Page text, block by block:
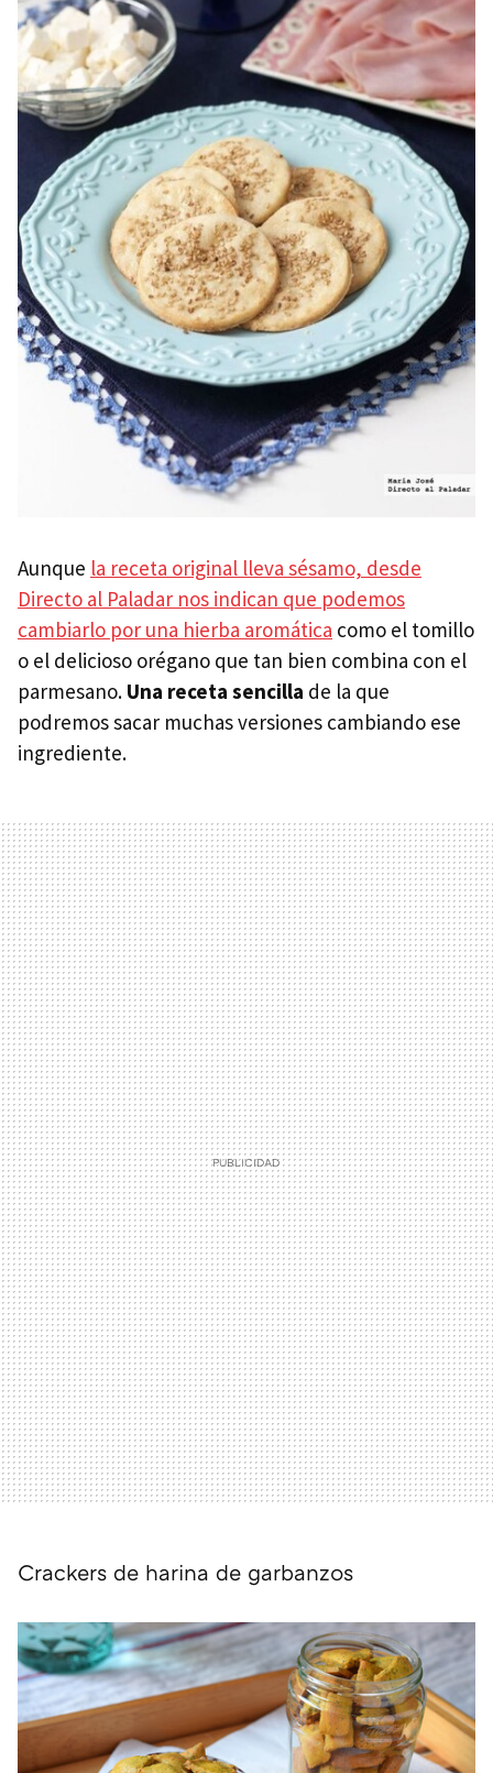
Aunque la receta original lleva sésamo, desde
Directo al Paladar nos indican que podemos
cambiarlo por una hierba aromática como el tomillo
o el delicioso orégano que tan bien combina con el
parmesano. Una receta sencilla de la que
podremos sacar muchas versiones cambiando ese
ingrediente.
Crackers de harina de garbanzos